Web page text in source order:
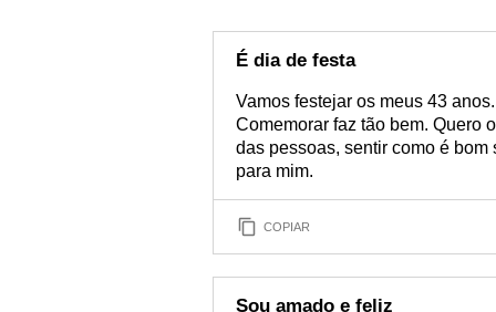
É dia de festa
Vamos festejar os meus 43
Comemorar faz tão bem. Quero
das pessoas, sentir como é
para mim.
COPIAR
Sou amado e feliz